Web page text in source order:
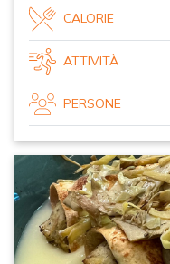
CALORIE
ATTIVITÀ
PERSONE